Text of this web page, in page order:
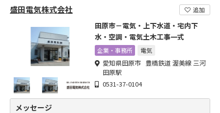
盛田電気株式会社 追加
田原市－電気・上下水道・宅内下
水・空調・電気土木工事一式
企業・事務所 電気
愛知県田原市 豊橋鉄道 渥美線 三河
田原駅
0531-37-0104
メッセージ